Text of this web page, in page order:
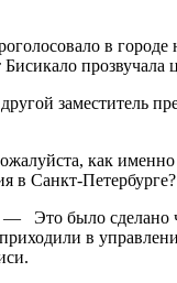
в городе
Бисикало
замеcтитель
как именно
в Санкт-Петербурге?
— Это было сделано
в